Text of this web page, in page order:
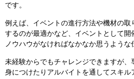
です。
例えば、イベントの進行方法や機材の取
するのが最適かなど、イベントとして開
ノウハウがなければなかなか思うような
未経験からでもチャレンジできますが、
身につけたりアルバイトを通してスキル